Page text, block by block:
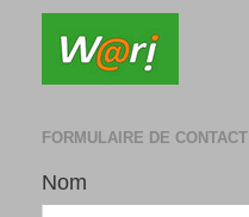
FORMULAIRE DE CONTACT
Nom